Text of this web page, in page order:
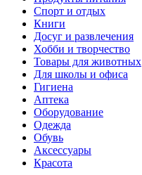
Спорт и отдых
Книги
Досуг и развлечения
Хобби и творчество
Товары для животных
Для школы и офиса
Гигиена
Аптека
Оборудование
Одежда
Обувь
Аксессуары
Красота